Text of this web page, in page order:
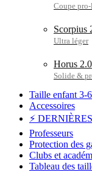
Scorpius
Horus 2.0
Taille enfant 3-6
Accessoires
⚡
Professeurs
Protection des
Clubs et
Tableau des